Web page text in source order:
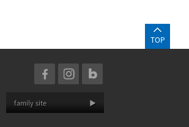
TOP
family site ▶